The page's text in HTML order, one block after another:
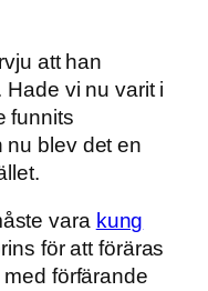
att han
Hade vi nu varit i
funnits
nu blev det en
vara kung
för att föräras
förfärande